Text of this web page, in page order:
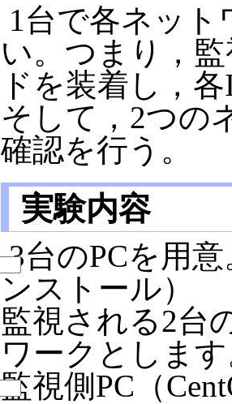
1台で各ネッ
い。つまり，
ドを装着し，
そして，2つの
確認を行う。
実験内容
3台のPCを用
ンストール）
監視される2台
ワークとしま
監視側PC（